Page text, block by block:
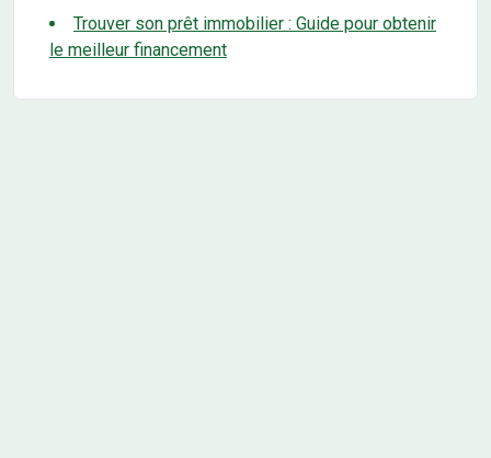
Trouver son prêt immobilier : Guide pour obtenir
le meilleur financement